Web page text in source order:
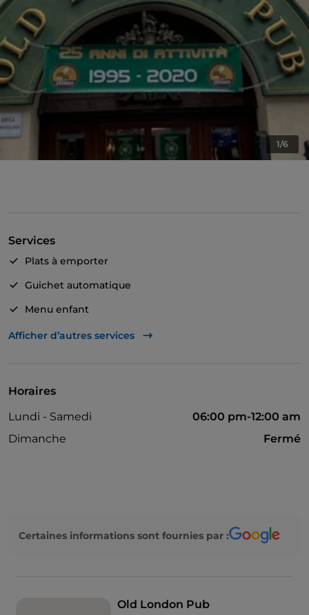
1/6
Services
Plats à emporter
Guichet automatique
Menu enfant
Visa
Afficher d’autres services
Horaires
Lundi - Samedi
06:00 pm-12:00 am
Dimanche
Fermé
Certaines informations sont fournies par :
Old London Pub